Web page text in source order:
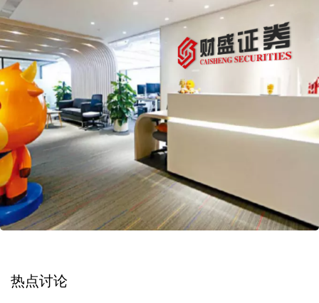
热点讨论